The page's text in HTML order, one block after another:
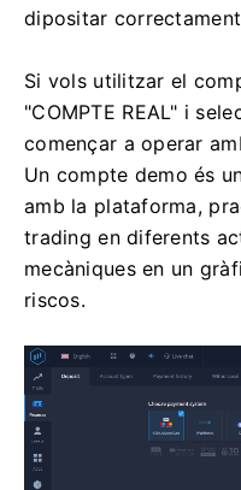
dipositar
Si vols utilitzar el
"COMPTE REAL" i
començar a operar
Un compte demo és
amb la plataforma,
trading en diferents
mecàniques en un
riscos.